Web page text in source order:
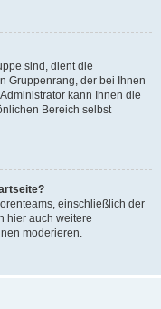
sind, dient die
Gruppenrang, der bei Ihnen
kann Ihnen die
Bereich selbst
einschließlich der
hier auch weitere
moderieren.